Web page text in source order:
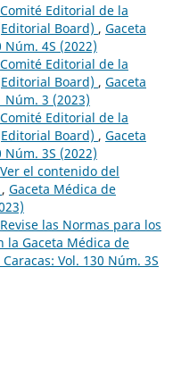
Comité Editorial de la
Board) , Gaceta
Núm. 4S (2022)
Comité Editorial de la
Board) , Gaceta
Núm. 3 (2023)
Comité Editorial de la
Board) , Gaceta
Núm. 3S (2022)
Ver el contenido del
, Gaceta Médica de
Revise las Normas para los
la Gaceta Médica de
Vol. 130 Núm. 3S